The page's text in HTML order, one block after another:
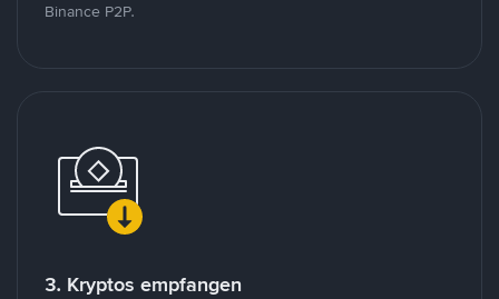
Binance P2P.
3. Kryptos empfangen